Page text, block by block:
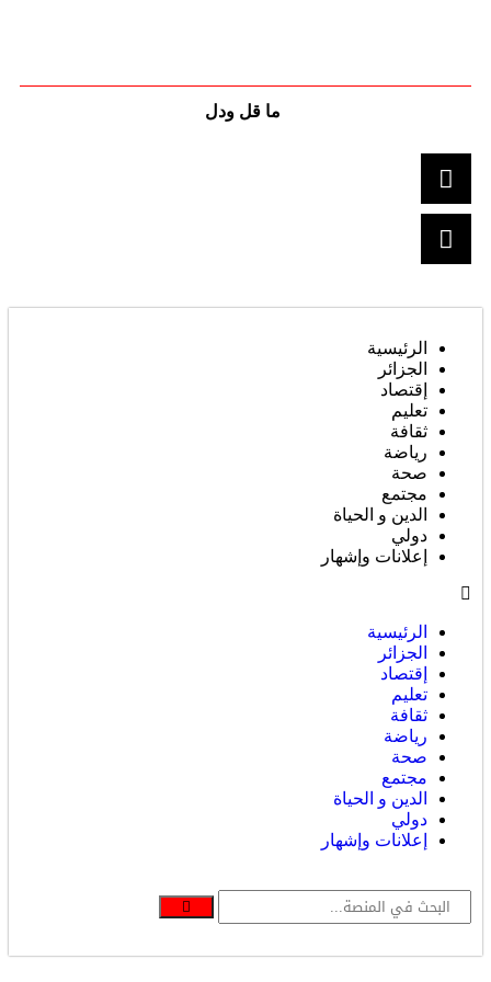
ما قل ودل
الرئيسية
الجزائر
إقتصاد
تعليم
ثقافة
رياضة
صحة
مجتمع
الدين و الحياة
دولي
إعلانات وإشهار
الرئيسية
الجزائر
إقتصاد
تعليم
ثقافة
رياضة
صحة
مجتمع
الدين و الحياة
دولي
إعلانات وإشهار